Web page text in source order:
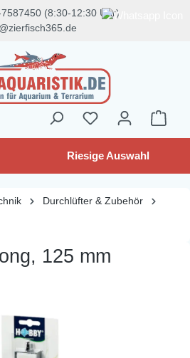
7587450 (8:30-12:30 Uhr)
Riesige Auswahl
Durchlüfter & Zubehör
125 mm